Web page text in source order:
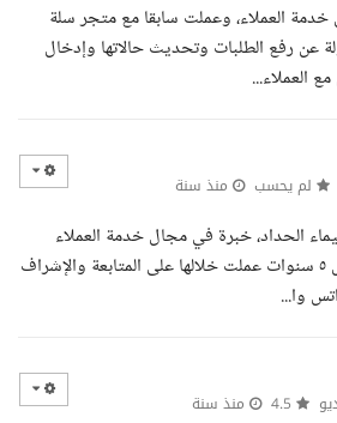
العملاء، وعملت سابقا مع متجر سلة
رفع الطلبات وتحديث حالاتها وإدخال
العملاء...
لم يحسب منذ سنة
الحداد، خبرة في مجال خدمة العملاء
والدعم الفني لفترة تعدت ال ٥ سنوات عملت خلالها على المتابعة والإشراف
وا...
منذ سنة